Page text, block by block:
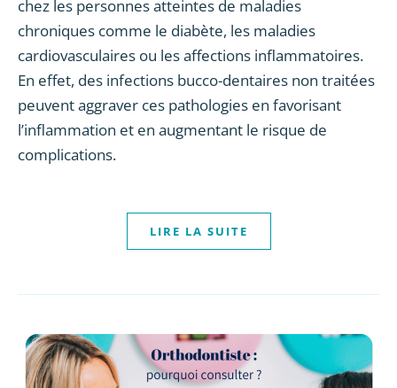
chez les personnes atteintes de maladies
chroniques comme le diabète, les maladies
cardiovasculaires ou les affections inflammatoires.
En effet, des infections bucco-dentaires non traitées
peuvent aggraver ces pathologies en favorisant
l’inflammation et en augmentant le risque de
complications.
LIRE LA SUITE